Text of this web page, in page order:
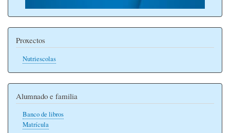
Proxectos
Nutriescolas
Alumnado e familia
Banco de libros
Matrícula